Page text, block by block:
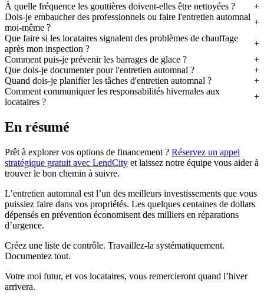
À quelle fréquence les gouttières doivent-elles être nettoyées ?
Dois-je embaucher des professionnels ou faire l'entretien automnal
moi-même ?
Que faire si les locataires signalent des problèmes de chauffage
après mon inspection ?
Comment puis-je prévenir les barrages de glace ?
Que dois-je documenter pour l'entretien automnal ?
Quand dois-je planifier les tâches d'entretien automnal ?
Comment communiquer les responsabilités hivernales aux
locataires ?
En résumé
Prêt à explorer vos options de financement ? Réservez un appel
stratégique gratuit avec LendCity et laissez notre équipe vous aider à
trouver le bon chemin à suivre.
L’entretien automnal est l’un des meilleurs investissements que vous
puissiez faire dans vos propriétés. Les quelques centaines de dollars
dépensés en prévention économisent des milliers en réparations
d’urgence.
Créez une liste de contrôle. Travaillez-la systématiquement.
Documentez tout.
Votre moi futur, et vos locataires, vous remercieront quand l’hiver
arrivera.